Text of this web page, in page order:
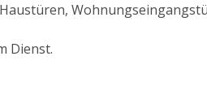
Dienst.